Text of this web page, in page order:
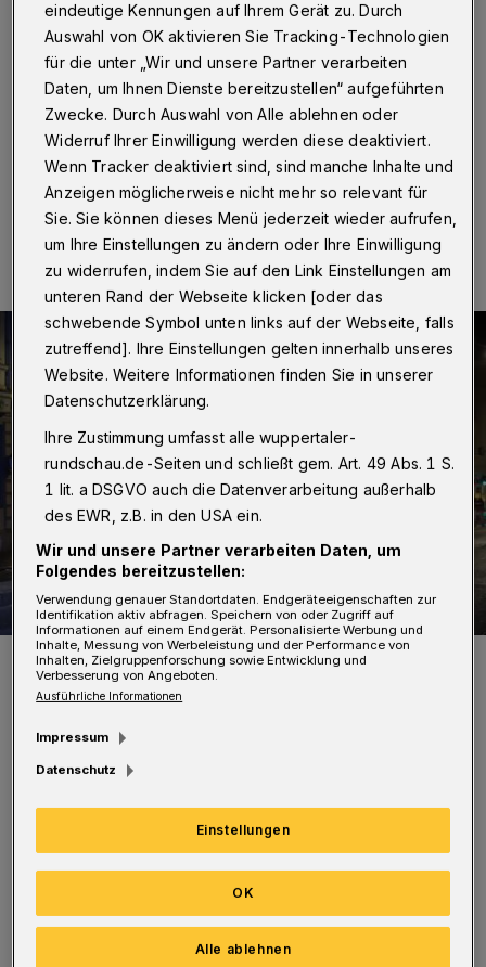
Wuppertal·Auf der Uellendahler Straße hat sich am
Freitagabend (13. November 2020) ein Lkw auf einem
Mittelstreifen festgefahren, der beide Richtungsspuren
voneinander trennt.
13.11.2020 , 22:43 Uhr Eine Minute Lesezeit
Der Lkw kam nicht weiter.
Foto: Christoph Petersen
Eine Spezialfirma musste den Lkw auf Höhe
der Saarstraße aus seiner misslichen Lage
befreien. Der Fahrer war ortsunkundig. Ob er
alkoholisiert war, wollte die Polizei
eindeutige Kennungen auf Ihrem Gerät zu. Durch
Auswahl von OK aktivieren Sie Tracking-Technologien
für die unter „Wir und unsere Partner verarbeiten
Daten, um Ihnen Dienste bereitzustellen“ aufgeführten
Zwecke. Durch Auswahl von Alle ablehnen oder
Widerruf Ihrer Einwilligung werden diese deaktiviert.
Wenn Tracker deaktiviert sind, sind manche Inhalte und
Anzeigen möglicherweise nicht mehr so relevant für
Sie. Sie können dieses Menü jederzeit wieder aufrufen,
um Ihre Einstellungen zu ändern oder Ihre Einwilligung
zu widerrufen, indem Sie auf den Link Einstellungen am
unteren Rand der Webseite klicken [oder das
schwebende Symbol unten links auf der Webseite, falls
zutreffend]. Ihre Einstellungen gelten innerhalb unseres
Website. Weitere Informationen finden Sie in unserer
Datenschutzerklärung.
Ihre Zustimmung umfasst alle wuppertaler-
rundschau.de-Seiten und schließt gem. Art. 49 Abs. 1 S.
1 lit. a DSGVO auch die Datenverarbeitung außerhalb
des EWR, z.B. in den USA ein.
Wir und unsere Partner verarbeiten Daten, um
Folgendes bereitzustellen:
Verwendung genauer Standortdaten. Endgeräteeigenschaften zur
Identifikation aktiv abfragen. Speichern von oder Zugriff auf
Informationen auf einem Endgerät. Personalisierte Werbung und
Inhalte, Messung von Werbeleistung und der Performance von
Inhalten, Zielgruppenforschung sowie Entwicklung und
Verbesserung von Angeboten.
Ausführliche Informationen
Impressum
Datenschutz
Einstellungen
Alle ablehnen
OK